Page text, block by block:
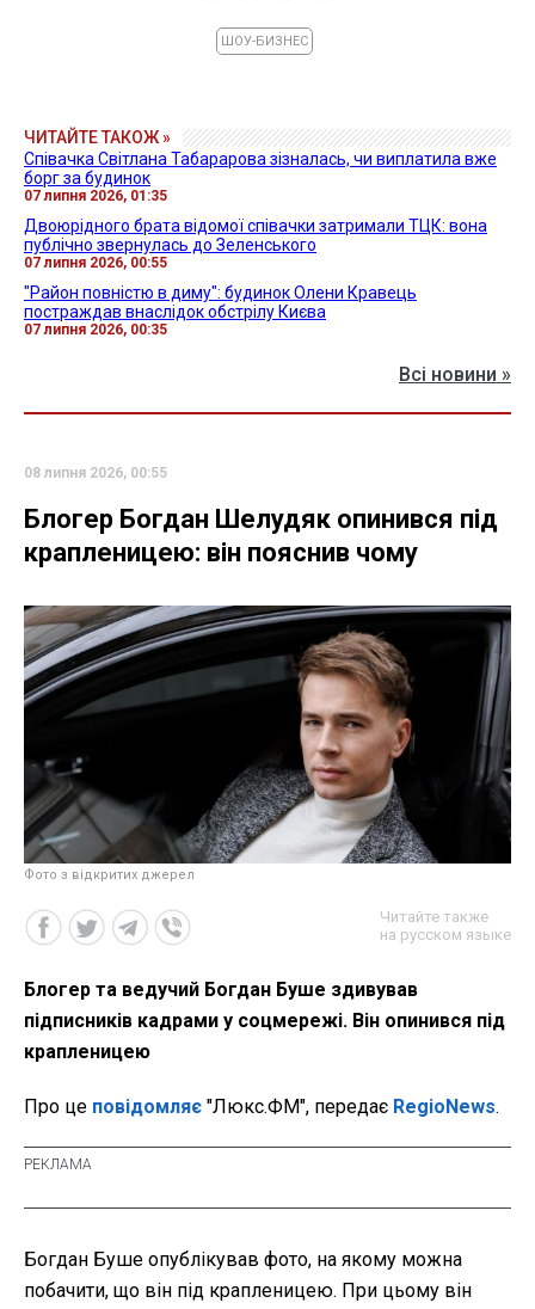
ШОУ-БИЗНЕС
ЧИТАЙТЕ ТАКОЖ »
Співачка Світлана Табарарова зізналась, чи виплатила вже
борг за будинок
07 липня 2026, 01:35
Двоюрідного брата відомої співачки затримали ТЦК: вона
публічно звернулась до Зеленського
07 липня 2026, 00:55
"Район повністю в диму": будинок Олени Кравець
постраждав внаслідок обстрілу Києва
07 липня 2026, 00:35
Всі новини »
08 липня 2026, 00:55
Блогер Богдан Шелудяк опинився під
крапленицею: він пояснив чому
Фото з відкритих джерел
Читайте также
на русском языке
Блогер та ведучий Богдан Буше здивував
підписників кадрами у соцмережі. Він опинився під
крапленицею
Про це повідомляє "Люкс.ФМ", передає RegioNews.
Богдан Буше опублікував фото, на якому можна
побачити, що він під крапленицею. При цьому він